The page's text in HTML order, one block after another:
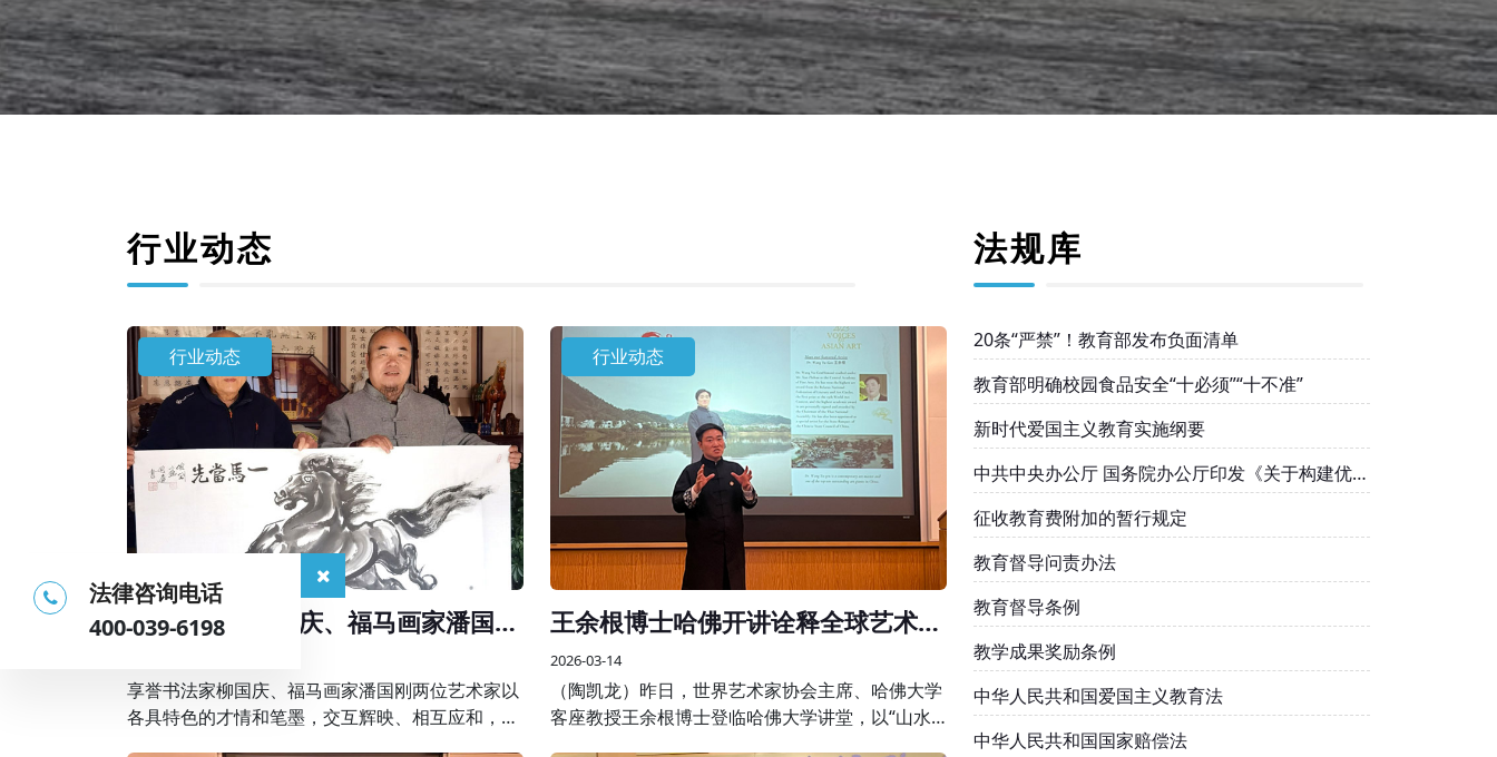
行业动态
行业动态
享誉书法家柳国庆、福马画家潘国刚
享誉书法家柳国庆、福马画家潘国刚两位艺术家以
各具特色的才情和笔墨，交互辉映、相互应和，共
行业动态
王余根博士哈佛开讲诠释全球艺术美
学
2026-03-14
（陶凯龙）昨日，世界艺术家协会主席、哈佛大学
客座教授王余根博士登临哈佛大学讲堂，以“山水
法规库
20条“严禁”！教育部发布负面清单
教育部明确校园食品安全“十必须”“十不准”
新时代爱国主义教育实施纲要
中共中央办公厅 国务院办公厅印发《关于构建优质
均衡的基本公共教育服务体系的意见》
征收教育费附加的暂行规定
教育督导问责办法
教育督导条例
教学成果奖励条例
中华人民共和国爱国主义教育法
中华人民共和国国家赔偿法
法律咨询电话
400-039-6198